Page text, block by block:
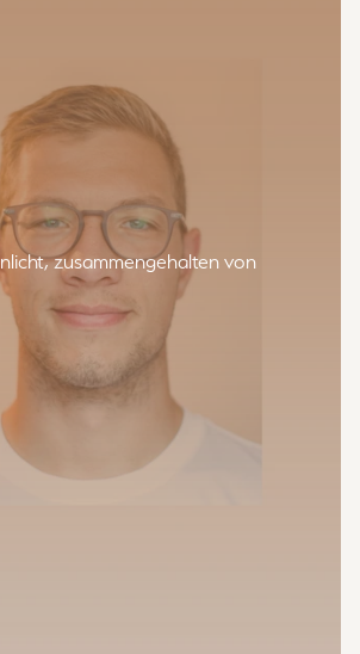
zusammengehalten von